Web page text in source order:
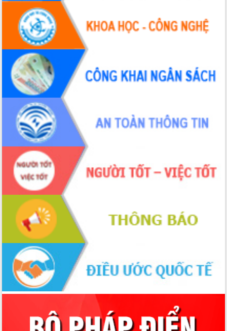
Thống nhất danh sách giới thiệu ứng
cử đại biểu Quốc hội khoá XVI và đại
biểu HĐND tỉnh Đắk Lắk, nhiệm kỳ
2026-2031
Phát động hai phong trào thi đua quan
trọng trong kỷ nguyên mới
Hội nghị lần thứ tư Ban Chỉ đạo công
tác bầu cử tỉnh Đắk Lắk
Hội nghị Báo cáo viên Trung ương
tháng 01/2026
Phó Thủ tướng Hồ Quốc Dũng đánh giá
cao kết quả Chiến dịch Quang Trung
tại Đắk Lắk
Hội nghị Ban Chấp hành Đảng bộ tỉnh
Đắk Lắk lần thứ 2 (mở rộng)
Tập trung giải phóng mặt bằng, đẩy
nhanh tiến độ Tuyến đường bộ ven
biển
Gỡ khó, khởi công xây dựng, sửa chữa
toàn bộ nhà ở cho hộ dân đúng tiến độ
đề ra
UBND tỉnh Đắk Lắk tổng kết công tác
quốc phòng, quân sự địa phương năm
2025
Tập trung triển khai quyết liệt, đồng bộ
các giải pháp nhằm thực hiện hiệu quả
các nhiệm vụ đề ra năm 2025
Phát huy vai trò của người có uy tín
trong phòng chống tảo hôn và hôn
nhân cận huyết thống